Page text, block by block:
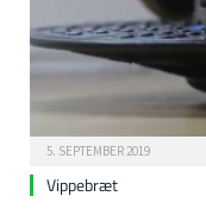
5. SEPTEMBER 2019
Vippebræt